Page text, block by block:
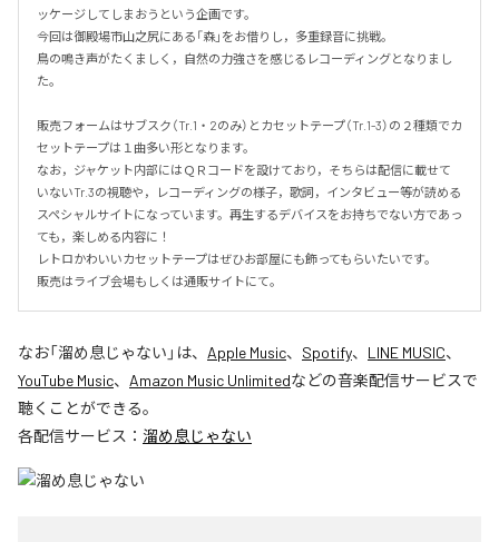
ッケージしてしまおうという企画です。
今回は御殿場市山之尻にある「森」をお借りし，多重録音に挑戦。
鳥の鳴き声がたくましく，自然の力強さを感じるレコーディングとなりまし
た。
販売フォームはサブスク（Tr.1・2のみ）とカセットテープ（Tr.1-3）の２種類でカ
セットテープは１曲多い形となります。
なお，ジャケット内部にはＱＲコードを設けており，そちらは配信に載せて
いないTr.3の視聴や，レコーディングの様子，歌詞，インタビュー等が読める
スペシャルサイトになっています。再生するデバイスをお持ちでない方であっ
ても，楽しめる内容に！
レトロかわいいカセットテープはぜひお部屋にも飾ってもらいたいです。
販売はライブ会場もしくは通販サイトにて。
なお「溜め息じゃない 」は、 Apple Music、 Spotify、 LINE MUSIC、
YouTube Music、 Amazon Music Unlimitedなどの音楽配信サービスで
聴くことができる。
各配信サービス： 溜め息じゃない